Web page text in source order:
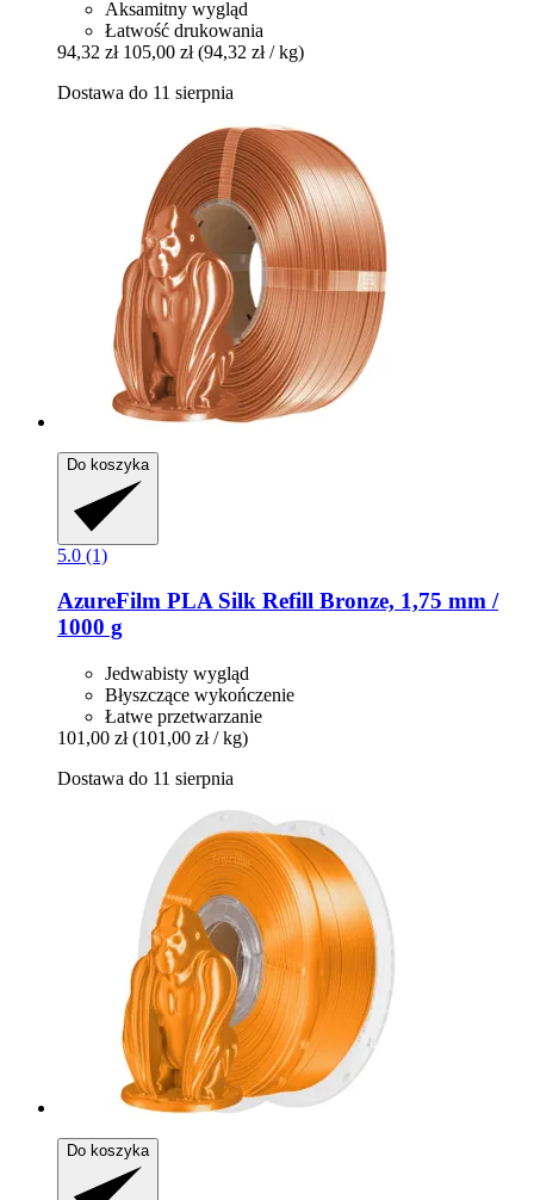
Aksamitny wygląd
Łatwość drukowania
94,32 zł 105,00 zł (94,32 zł / kg)
Dostawa do 11 sierpnia
Do koszyka
5.0 (1)
AzureFilm PLA Silk Refill Bronze, 1,75 mm /
1000 g
Jedwabisty wygląd
Błyszczące wykończenie
Łatwe przetwarzanie
101,00 zł (101,00 zł / kg)
Dostawa do 11 sierpnia
Do koszyka